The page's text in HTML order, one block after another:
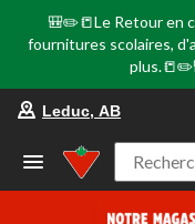
🎒✏️📒Le Retour en
fournitures scolaires,
Leduc, AB